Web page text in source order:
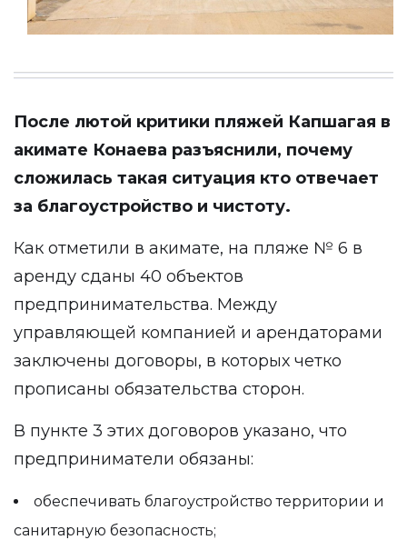
После лютой критики пляжей Капшагая в
акимате Конаева разъяснили, почему
сложилась такая ситуация кто отвечает
за благоустройство и чистоту.
Как отметили в акимате, на пляже № 6 в
аренду сданы 40 объектов
предпринимательства. Между
управляющей компанией и арендаторами
заключены договоры, в которых четко
прописаны обязательства сторон.
В пункте 3 этих договоров указано, что
предприниматели обязаны:
обеспечивать благоустройство территории и
санитарную безопасность;